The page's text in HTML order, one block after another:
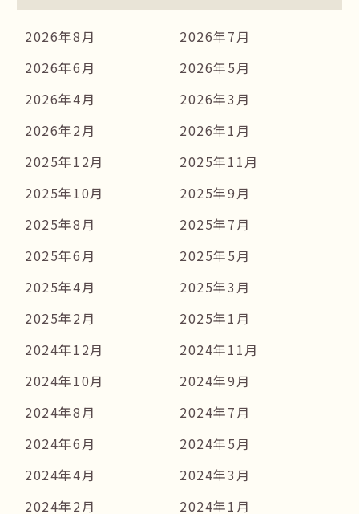
2026年8月
2026年7月
2026年6月
2026年5月
2026年4月
2026年3月
2026年2月
2026年1月
2025年12月
2025年11月
2025年10月
2025年9月
2025年8月
2025年7月
2025年6月
2025年5月
2025年4月
2025年3月
2025年2月
2025年1月
2024年12月
2024年11月
2024年10月
2024年9月
2024年8月
2024年7月
2024年6月
2024年5月
2024年4月
2024年3月
2024年2月
2024年1月